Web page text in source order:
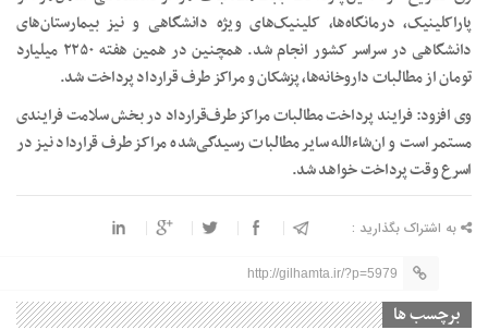
پاراکلینیک، درمانگاه‌ها، کلینیک‌های ویژه دانشگاهی و نیز بیمارستان‌های
دانشگاهی در سراسر کشور انجام شد. همچنین در همین هفته ۲۲۵۰ میلیارد
تومان از مطالبات داروخانه‌ها، پزشکان و مراکز طرف قرارداد پرداخت شد.
وی افزود: فرایند پرداخت مطالبات مراکز طرف‌‌قرارداد در بخش سلامت فرایندی
مستمر است و ان‌شاءالله سایر مطالبات رسیدگی‌شده مراکز طرف قرارداد نیز در
اسرع وقت پرداخت خواهد شد.
به اشتراک بگذارید :
http://gilhamta.ir/?p=5979
برچسب ها